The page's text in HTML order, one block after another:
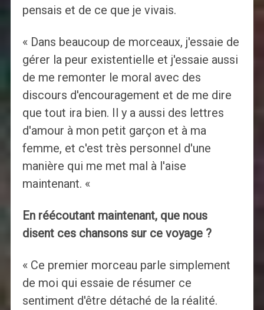
pensais et de ce que je vivais.
« Dans beaucoup de morceaux, j'essaie de
gérer la peur existentielle et j'essaie aussi
de me remonter le moral avec des
discours d'encouragement et de me dire
que tout ira bien. Il y a aussi des lettres
d'amour à mon petit garçon et à ma
femme, et c'est très personnel d'une
manière qui me met mal à l'aise
maintenant. «
En réécoutant maintenant, que nous
disent ces chansons sur ce voyage ?
« Ce premier morceau parle simplement
de moi qui essaie de résumer ce
sentiment d'être détaché de la réalité.